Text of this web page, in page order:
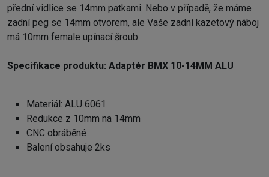
přední vidlice se 14mm patkami. Nebo v případě, že máme
zadní peg se 14mm otvorem, ale Vaše zadní kazetový náboj
má 10mm female upínací šroub.
Specifikace produktu: Adaptér BMX 10-14MM ALU
Materiál: ALU 6061
Redukce z 10mm na 14mm
CNC obráběné
Balení obsahuje 2ks